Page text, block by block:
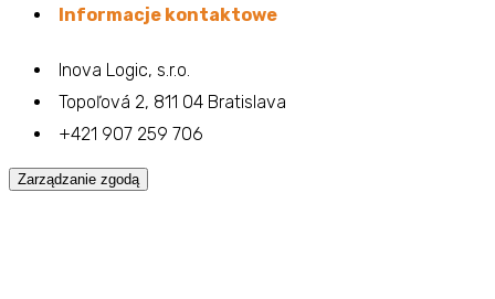
Informacje kontaktowe
Inova Logic, s.r.o.
Topoľová 2, 811 04 Bratislava
+421 907 259 706
Zarządzanie zgodą